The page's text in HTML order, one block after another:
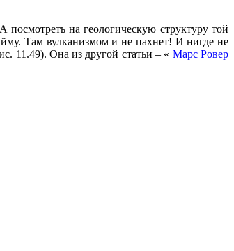
посмотреть на геологическую структуру той
Там вулканизмом и не пахнет! И нигде не
11.49). Она из другой статьи – « Марс Ровер